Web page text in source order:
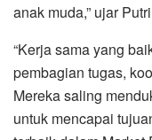
anak muda,” ujar
“Kerja sama yang
pembagian tugas,
Mereka saling
untuk mencapai